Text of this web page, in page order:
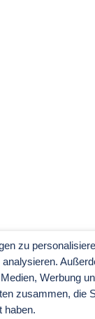
zu
Werbung
zusammen, die
haben.